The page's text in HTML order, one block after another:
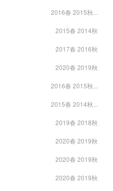
2016春 2015秋...
2015春 2014秋
2017春 2016秋
2020春 2019秋
2016春 2015秋...
2015春 2014秋...
2019春 2018秋
2020春 2019秋
2020春 2019秋
2020春 2019秋